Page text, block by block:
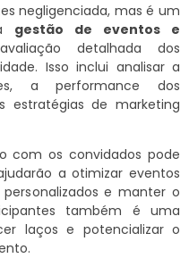
negligenciada, mas é um
gestão de eventos e
detalhada dos
Isso inclui analisar a
a performance dos
estratégias de marketing
com os convidados pode
a otimizar eventos
e manter o
também é uma
laços e potencializar o